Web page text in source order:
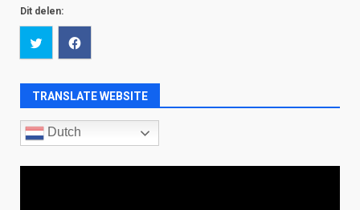
Dit delen:
TRANSLATE WEBSITE
Dutch